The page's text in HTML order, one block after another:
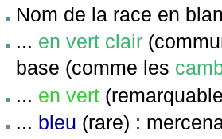
Nom de la race en
... en vert clair
base (comme les
... en vert
... bleu (rare) :